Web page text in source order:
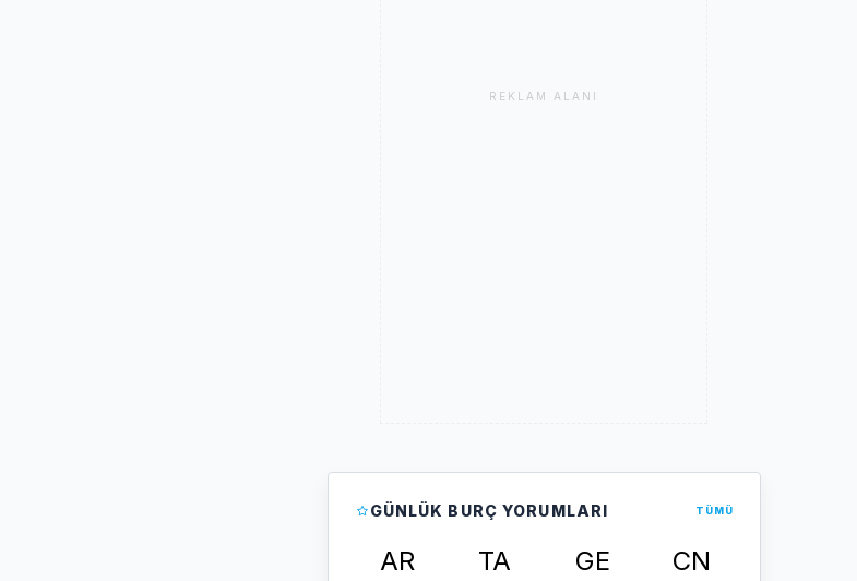
REKLAM ALANI
GÜNLÜK BURÇ YORUMLARI TÜMÜ
AR TA GE CN